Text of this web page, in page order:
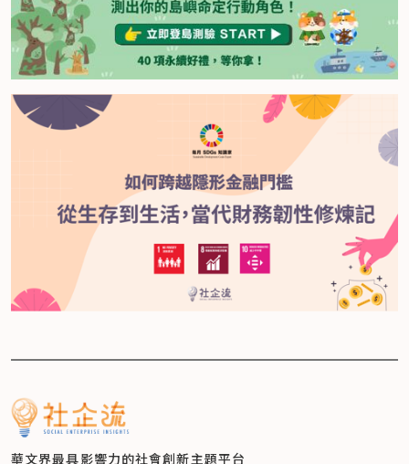
華文界最具影響力的社會創新主題平台